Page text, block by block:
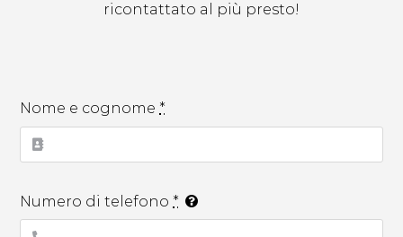
ricontattato al più presto!
Nome e cognome *
Numero di telefono *